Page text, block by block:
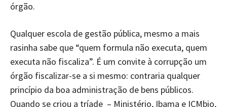
órgão.
Qualquer escola de gestão pública, mesmo a mais
rasinha sabe que “quem formula não executa, quem
executa não fiscaliza”. É um convite à corrupção um
órgão fiscalizar-se a si mesmo: contraria qualquer
princípio da boa administração de bens públicos.
Quando se criou a tríade – Ministério, Ibama e ICMbio,